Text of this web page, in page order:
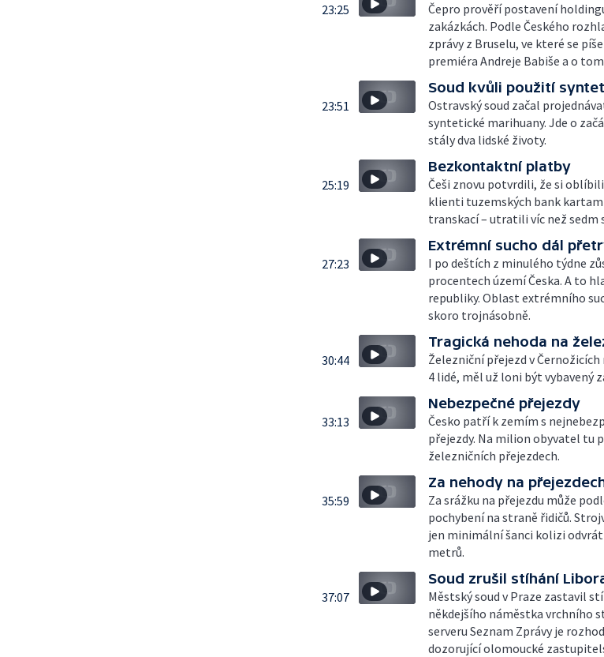
23:25
Čepro prověří postavení
zakázkách. Podle Českého
zprávy z Bruselu, ve které se
premiéra Andreje Babiše a o
23:51
Soud kvůli použití
Ostravský soud začal
syntetické marihuany. Jde o
stály dva lidské životy.
25:19
Bezkontaktní platby
Češi znovu potvrdili, že si
klienti tuzemských bank
transkací – utratili víc než sedm
27:23
Extrémní sucho dál
I po deštích z minulého týdne
procentech území Česka. A to
republiky. Oblast extrémního
skoro trojnásobně.
30:44
Tragická nehoda na
Železniční přejezd v
4 lidé, měl už loni být vybavený
33:13
Nebezpečné přejezdy
Česko patří k zemím s
přejezdy. Na milion obyvatel tu
železničních přejezdech.
35:59
Za nehody na
Za srážku na přejezdu může
pochybení na straně řidičů.
jen minimální šanci kolizi
metrů.
37:07
Soud zrušil stíhání
Městský soud v Praze zastavil
někdejšího náměstka vrchního
serveru Seznam Zprávy je
dozorující olomoucké